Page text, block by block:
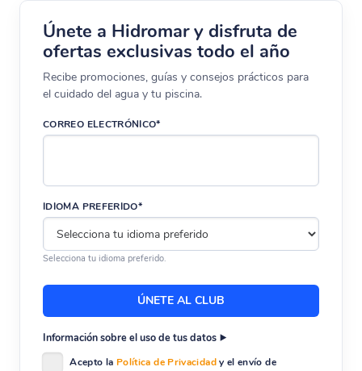
Únete a Hidromar y disfruta de
ofertas exclusivas todo el año
Recibe promociones, guías y consejos prácticos para
el cuidado del agua y tu piscina.
CORREO ELECTRÓNICO*
IDIOMA PREFERIDO*
Selecciona tu idioma preferido.
Información sobre el uso de tus datos
Acepto la Política de Privacidady el envío de